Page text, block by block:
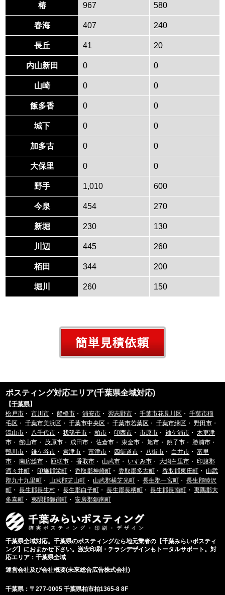
椿 967 580
春海 407 240
長丘 41 20
内山新田 0 0
山崎 0 0
飯多香 0 0
城下 0 0
加多古 0 0
大保里 0 0
野手 1,010 600
今泉 454 270
新堀 230 130
川辺 445 260
栢田 344 200
堀川 260 150
ポスティング対応エリア(千葉県全域対応)
【千葉県】
松戸市 ・市川市 ・船橋市 ・浦安市 ・習志野市 ・千葉市花見川区 ・千葉市稲
毛区 ・千葉市美浜区 ・千葉市中央区 ・千葉市若葉区 ・千葉市緑区 ・野田市 ・
流山市 ・ 八千代市 ・我孫子市 ・柏市 ・印西市 ・市原市 ・袖ケ浦市 ・木更津
市 ・館山市 ・ 茂原市 ・ 成田市 ・佐倉市 ・東金市 ・旭市 ・銚子市 ・ 勝浦市 ・
鴨川市 ・鎌ケ谷市 ・君津市 ・富津市 ・ 四街道市 ・ 八街市 ・白井市 ・富里
市 ・南房総市 ・ 匝瑳市 ・香取市 ・ 山武市 ・ いすみ市 ・大網白里市 ・印旛郡
酒々井町 ・印旛郡栄町 ・香取郡神崎町 ・香取郡多古町 ・香取郡東庄町 ・ 山武
郡九十九里町 ・ 山武郡芝山町 ・ 山武郡横芝光町 ・長生郡一宮町 ・長生郡睦沢
町 ・長生郡長生村 ・長生郡白子町 ・長生郡長柄町 ・長生郡長南町 ・夷隅郡大
多喜町 ・夷隅郡御宿町 ・安房郡鋸南町
千葉県全域対応。千葉県のポスティングなら地元業者の【千葉みらいポスティ
ング】におまかせ下さい。激安印刷・チラシデザインもトータルサポート。対
応エリア：千葉県全域
運営会社及び会社概要(未來総合広告株式会社)
千葉県：〒277-0005 千葉県柏市柏1365-8 8F